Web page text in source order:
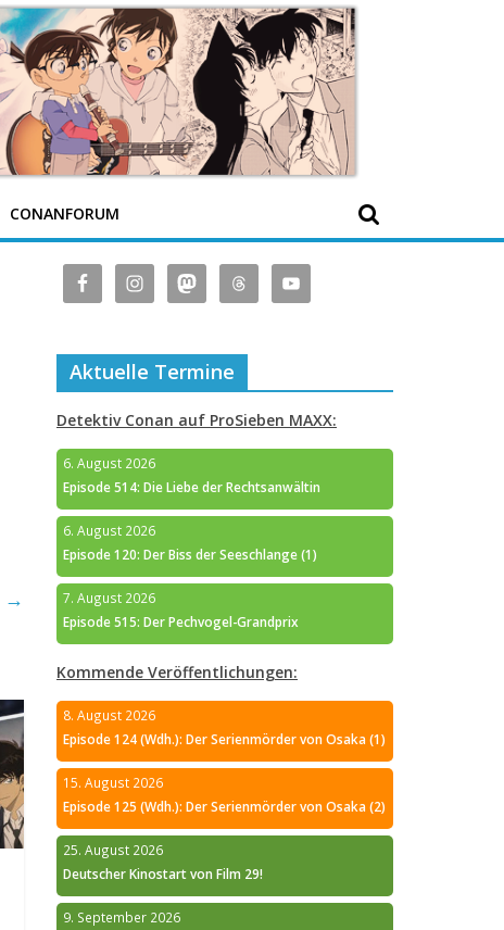
CONANFORUM
→
Aktuelle Termine
Detektiv Conan auf ProSieben MAXX:
6. August 2026
Episode 514: Die Liebe der Rechtsanwältin
6. August 2026
Episode 120: Der Biss der Seeschlange (1)
7. August 2026
Episode 515: Der Pechvogel-Grandprix
Kommende Veröffentlichungen:
8. August 2026
Episode 124 (Wdh.): Der Serienmörder von Osaka (1)
15. August 2026
Episode 125 (Wdh.): Der Serienmörder von Osaka (2)
25. August 2026
Deutscher Kinostart von Film 29!
9. September 2026